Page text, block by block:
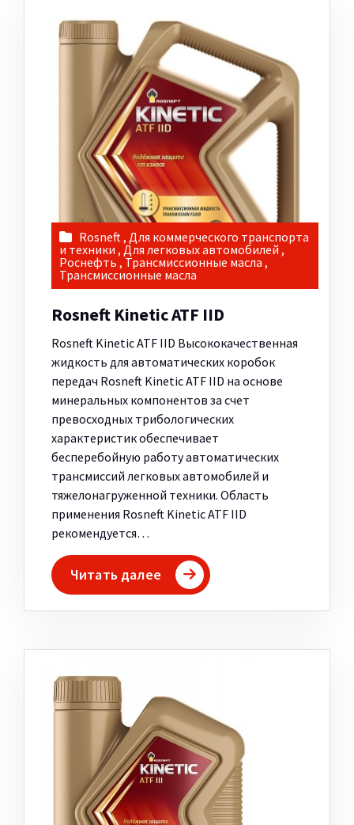
Rosneft, Для коммерческого транспорта
и техники , Для легковых автомобилей ,
Роснефть , Трансмиссионные масла ,
Трансмиссионные масла
Rosneft Kinetic ATF IID
Rosneft Kinetic ATF IID Высококачественная
жидкость для автоматических коробок
передач Rosneft Kinetic ATF IID на основе
минеральных компонентов за счет
превосходных трибологических
характеристик обеспечивает
бесперебойную работу автоматических
трансмиссий легковых автомобилей и
тяжелонагруженной техники. Область
применения Rosneft Kinetic ATF IID
рекомендуется…
Читать далее